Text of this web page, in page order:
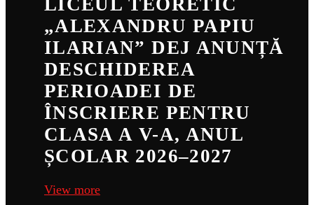
LICEUL TEORETIC
„ALEXANDRU PAPIU
ILARIAN” DEJ ANUNȚĂ
DESCHIDEREA
PERIOADEI DE
ÎNSCRIERE PENTRU
CLASA A V-A, ANUL
ȘCOLAR 2026–2027
View more